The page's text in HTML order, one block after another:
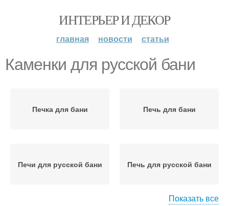
ИНТЕРЬЕР И ДЕКОР
главная новости статьи
Каменки для русской бани
Печка для бани Печь для бани
Печи для русской бани Печь для русской бани
Показать все